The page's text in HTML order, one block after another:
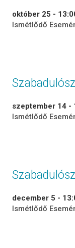
október 25 -
Ismétlődő
szeptember 14 -
Ismétlődő
december 5 -
Ismétlődő